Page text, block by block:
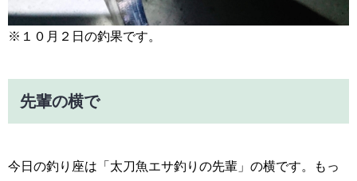
※１０月２日の釣果です。
先輩の横で
今日の釣り座は「太刀魚エサ釣りの先輩」の横です。もっ